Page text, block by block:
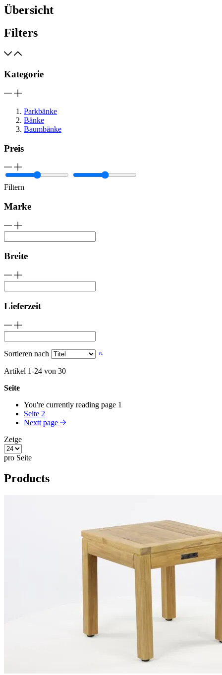
Übersicht
Filters
Kategorie
Parkbänke
Bänke
Baumbänke
Preis
Filtern
Marke
Breite
Lieferzeit
Sortieren nach
Artikel 1-24 von 30
Seite
You're currently reading page 1
Seite 2
Nextt page
Zeige
pro Seite
Products